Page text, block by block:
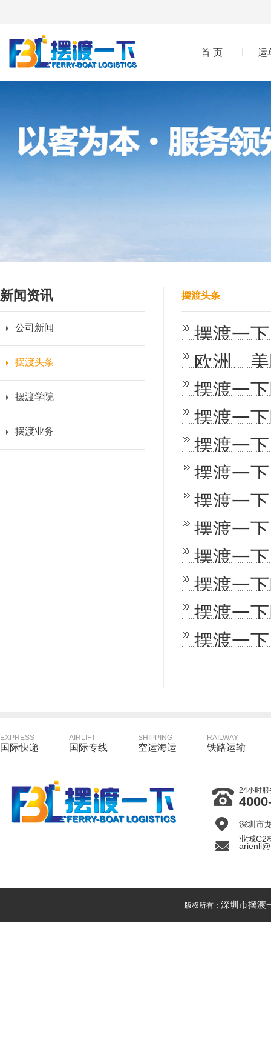
首 页 运
新闻资讯
公司新闻
摆渡头条
摆渡学院
摆渡业务
摆渡头条
摆渡一
摆渡一
摆渡一
摆渡一
EXPRESS
国际快递
AIRLIFT
国际专线
SHIPPING
空运海运
RAILWAY
铁路运输
24小时服
深圳市
业城C2
版权所有： 深圳市摆渡